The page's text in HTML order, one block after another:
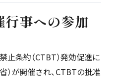
事への参加
止条約（CTBT）発効促進に
）が開催され、CTBTの批准